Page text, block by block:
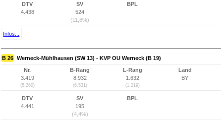
DTV
4.438
SV
524
(11,8%)
BPL
Infos...
B 26 Werneck-Mühlhausen (SW 13) - KVP OU Werneck (B 19)
Nr.
3.419
(5.260)
B-Rang
8.932
(6.531)
L-Rang
1.632
(1.219)
Land
BY
DTV
4.441
SV
195
(4,4%)
BPL